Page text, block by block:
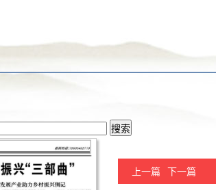
上一篇 下一篇